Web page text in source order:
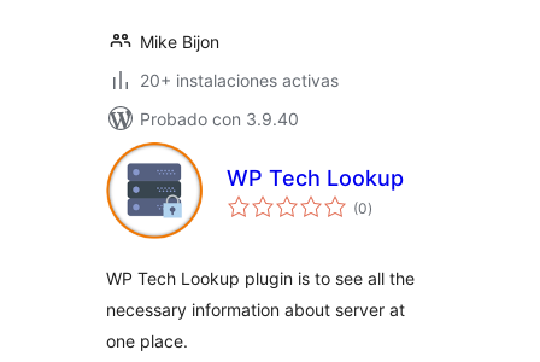
Mike Bijon
20+ instalaciones activas
Probado con 3.9.40
WP Tech Lookup
(0evaluación
total
)
WP Tech Lookup plugin is to see all the
necessary information about server at
one place.